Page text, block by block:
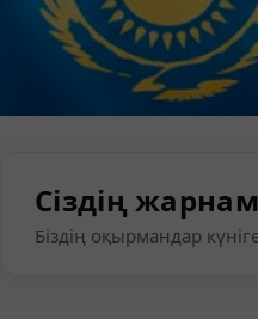
Сіздің
Біздің оқырмандар